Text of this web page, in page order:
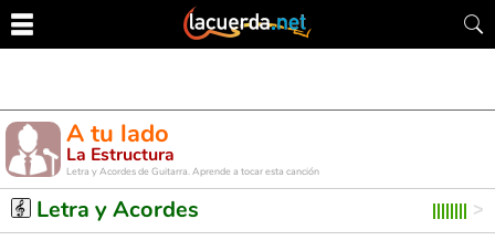
A tu lado
La Estructura
Letra y Acordes de Guitarra. Aprende a tocar esta canción
Letra y Acordes